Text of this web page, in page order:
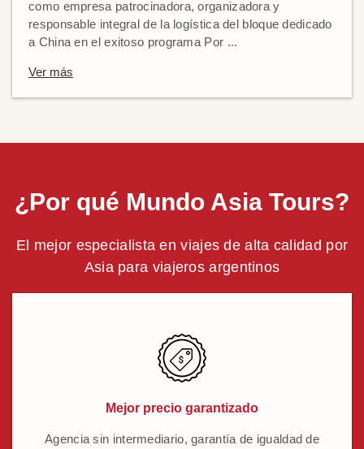
como empresa patrocinadora, organizadora y
responsable integral de la logística del bloque dedicado
a China en el exitoso programa Por ...
Ver más
¿Por qué Mundo Asia Tours?
El mejor especialista en viajes de alta calidad por
Asia para viajeros argentinos
Mejor precio garantizado
Agencia sin intermediario, garantía de igualdad de